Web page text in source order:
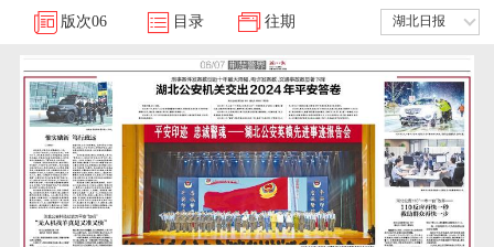
版次06 目录 往期 湖北日报